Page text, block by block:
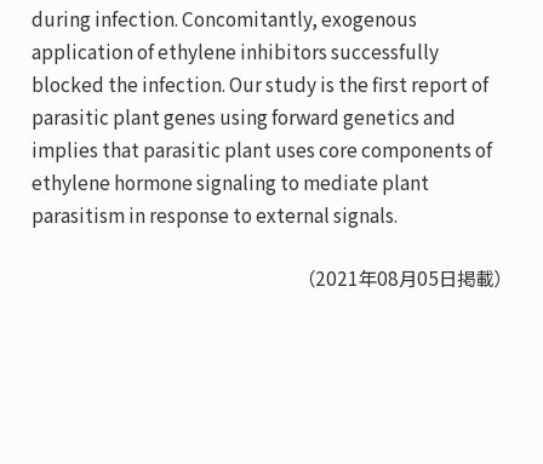
during infection. Concomitantly, exogenous
application of ethylene inhibitors successfully
blocked the infection. Our study is the first report of
parasitic plant genes using forward genetics and
implies that parasitic plant uses core components of
ethylene hormone signaling to mediate plant
parasitism in response to external signals.
（2021年08月05日掲載）